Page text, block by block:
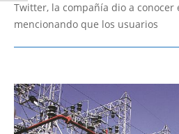
Twitter, la compañía dio a conocer
mencionando que los usuarios